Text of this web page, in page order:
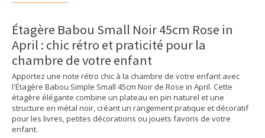
Étagère Babou Small Noir 45cm Rose in
April : chic rétro et praticité pour la
chambre de votre enfant
Apportez une note rétro chic à la chambre de votre enfant avec
l'Étagère Babou Simple Small 45cm Noir de Rose in April. Cette
étagère élégante combine un plateau en pin naturel et une
structure en métal noir, créant un rangement pratique et décoratif
pour les livres, petites décorations ou jouets favoris de votre
enfant.